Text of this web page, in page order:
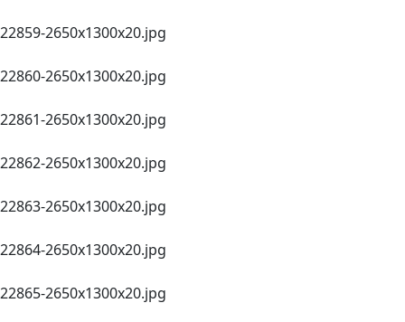
22859-2650х1300x20.jpg
22860-2650х1300x20.jpg
22861-2650х1300x20.jpg
22862-2650х1300x20.jpg
22863-2650х1300x20.jpg
22864-2650х1300x20.jpg
22865-2650х1300x20.jpg